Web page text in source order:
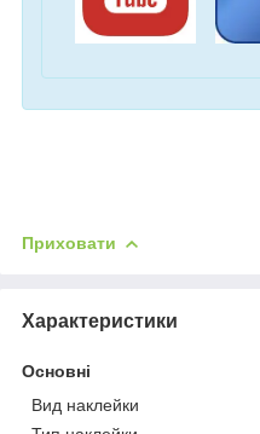
Приховати
Характеристики
Основні
Вид наклейки